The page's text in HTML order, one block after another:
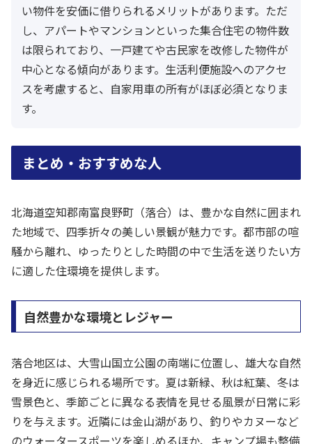
い物件を安価に借りられるメリットがあります。ただ
し、アパートやマンションといった集合住宅の物件数
は限られており、一戸建てや古民家を改修した物件が
中心となる傾向があります。生活利便施設へのアクセ
スを考慮すると、自家用車の所有がほぼ必須となりま
す。
まとめ・おすすめな人
北海道空知郡南富良野町（落合）は、豊かな自然に囲まれ
た地域で、四季折々の美しい景観が魅力です。都市部の喧
騒から離れ、ゆったりとした時間の中で生活を送りたい方
に適した住環境を提供します。
自然豊かな環境とレジャー
落合地区は、大雪山国立公園の南端に位置し、雄大な自然
を身近に感じられる場所です。夏は新緑、秋は紅葉、冬は
雪景色と、季節ごとに異なる表情を見せる風景が日常に彩
りを与えます。近隣には金山湖があり、釣りやカヌーなど
のウォータースポーツを楽しめるほか、キャンプ場も整備